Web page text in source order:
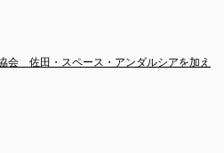
会　佐田・スペース・アンダルシアを加え